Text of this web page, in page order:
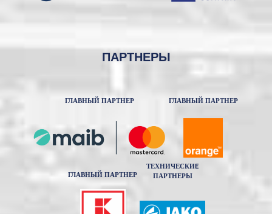
ПАРТНЕРЫ
ГЛАВНЫЙ ПАРТНЕР ГЛАВНЫЙ ПАРТНЕР
ГЛАВНЫЙ ПАРТНЕР
ТЕХНИЧЕСКИE
ПАРТНЕРЫ